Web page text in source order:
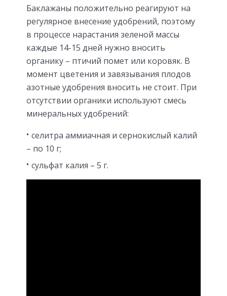
Баклажаны положительно реагируют на
регулярное внесение удобрений, поэтому
в процессе нарастания зеленой массы
каждые 14-15 дней нужно вносить
органику – птичий помет или коровяк. В
момент цветения и завязывания плодов
азотные удобрения вносить не стоит. При
отсутствии органики используют смесь
минеральных удобрений:
селитра аммиачная и сернокислый калий
– по 10 г;
сульфат калия – 5 г.